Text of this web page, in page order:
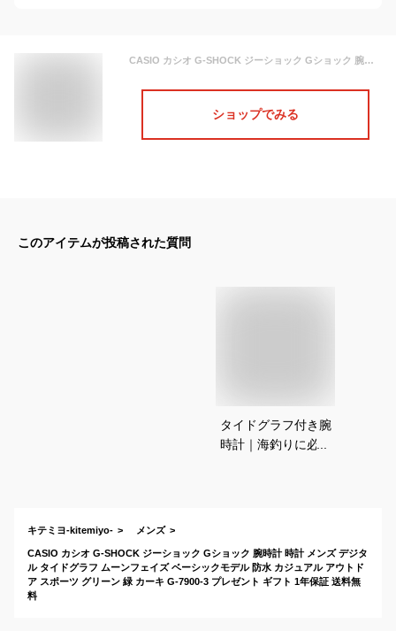
CASIO カシオ G-SHOCK ジーショック Gショック 腕時計 時計 メンズ デジタル タイドグラフ ムーンフェイズ ベーシックモデル 防水 カジュアル アウトドア スポーツ グリーン 緑 カーキ G-7900-3 プレゼント ギフト 1年保証 送料無料
ショップでみる
このアイテムが投稿された質問
タイドグラフ付き腕
時計｜海釣りに必携
キテミヨ-kitemiyo- メンズ
CASIO カシオ G-SHOCK ジーショック Gショック 腕時計 時計 メンズ デジタ
ル タイドグラフ ムーンフェイズ ベーシックモデル 防水 カジュアル アウトド
ア スポーツ グリーン 緑 カーキ G-7900-3 プレゼント ギフト 1年保証 送料無
料